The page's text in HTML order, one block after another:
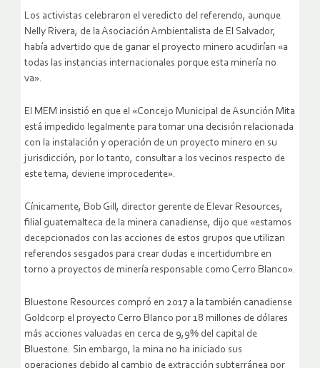
Los activistas celebraron el veredicto del referendo, aunque
Nelly Rivera, de la Asociación Ambientalista de El Salvador,
había advertido que de ganar el proyecto minero acudirían «a
todas las instancias internacionales porque esta minería no
va».
El MEM insistió en que el «Concejo Municipal de Asunción Mita
está impedido legalmente para tomar una decisión relacionada
con la instalación y operación de un proyecto minero en su
jurisdicción, por lo tanto, consultar a los vecinos respecto de
este tema, deviene improcedente».
Cínicamente, Bob Gill, director gerente de Elevar Resources,
filial guatemalteca de la minera canadiense, dijo que «estamos
decepcionados con las acciones de estos grupos que utilizan
referendos sesgados para crear dudas e incertidumbre en
torno a proyectos de minería responsable como Cerro Blanco».
Bluestone Resources compró en 2017 a la también canadiense
Goldcorp el proyecto Cerro Blanco por 18 millones de dólares
más acciones valuadas en cerca de 9,9% del capital de
Bluestone. Sin embargo, la mina no ha iniciado sus
operaciones debido al cambio de extracción subterránea por